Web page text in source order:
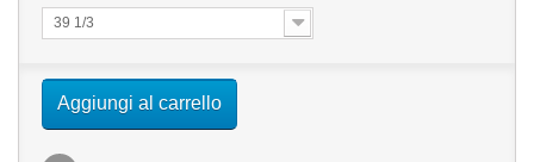
39 1/3
Aggiungi al carrello